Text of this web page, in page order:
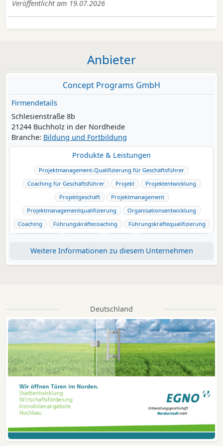
Veröffentlicht am 19.07.2026
Anbieter
Concept Programs GmbH
Firmendetails
Schlesienstraße 8b
21244 Buchholz in der Nordheide
Branche: Bildung und Fortbildung
Produkte & Leistungen
Projektmanagement-Qualifizierung für Geschäftsführer
Coaching für Geschäftsführer
Projekt
Projektentwicklung
Projektgeschäft
Projektmanagement
Projektmanagementqualifizierung
Organisationsentwicklung
Coaching
Führungskräftecoaching
Führungskräftequalifizierung
Projektportfoliomanagement
Risikomanagement
Stakeholdermanagement
unternehmenserfolg
Projektleitergewinnung
Projektmanagementoffice
Changemanagement
Veränderungsbegeleitung
Kommunikation
Unternehmenskultur
Führungskultur
Motivation Karriere
Karrierebegleitung
Karriereentwicklung
Unternehmenssteuerung
Mittelstand
Bereichsleiterqualifizierung
Konzernentwicklung
Weitere Informationen zu diesem Unternehmen
Deutschland